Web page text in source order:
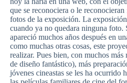
que se reconociera o le
fotos de la exposición. La
cuando ya no quedara ninguna foto.
apareció muchos años después en
como muchas otras cosas, este
realizar. Pues bien, con muchos más
de diseño fantástico), más
jóvenes cineastas se les ha ocurrido